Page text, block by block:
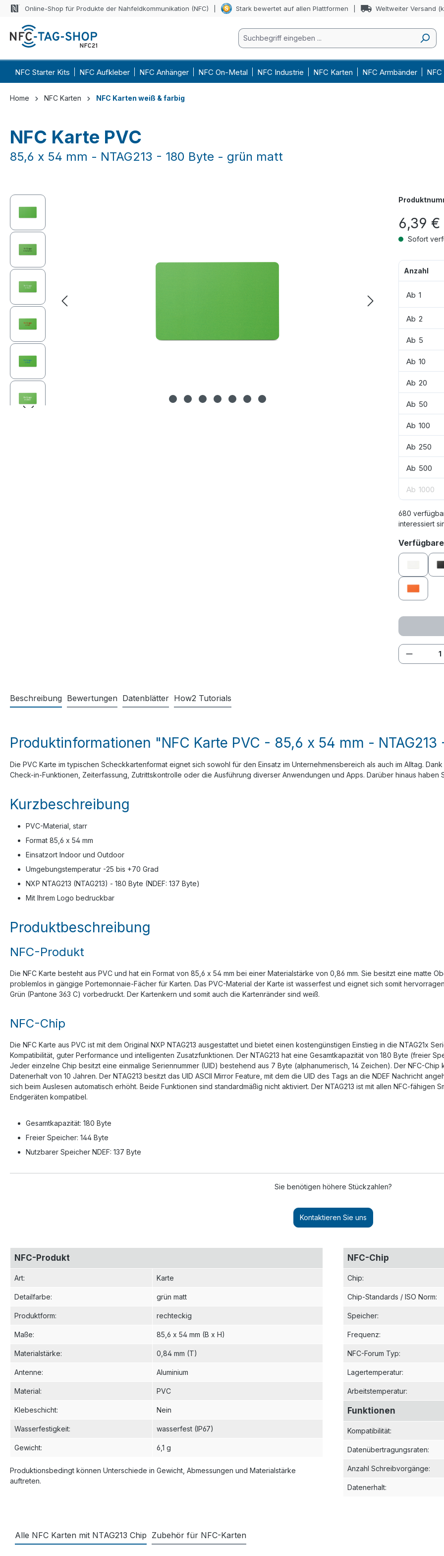
Hauptinhalt springen
Zur Suche springen
Zur Hauptnavigation springen
Online-Shop für Produkte der Nahfeldkommunikation (NFC) Stark bewertet auf allen Plattformen Weltweiter Versand
NFC Starter Kits NFC Aufkleber NFC Anhänger NFC On-Metal NFC Industrie NFC Karten NFC Armbänder
Home NFC Karten NFC Karten weiß & farbig
NFC Karte PVC
85,6 x 54 mm - NTAG213 - 180 Byte - grün matt
Bildergalerie überspringen
6,39 €
Sofort
Anzahl
Ab 1
Ab 2
Ab 5
Ab 10
Ab 20
Ab 50
Ab 100
Ab 250
Ab 500
Ab 1000
680
interessiert
orange
Beschreibung Bewertungen Datenblätter How2 Tutorials
Produktinformationen "NFC Karte PVC - 85,6 x 54 mm -
Die PVC Karte im typischen Scheckkartenformat eignet sich sowohl für den Einsatz im Unternehmensbereich als auch im Alltag.
Check-in-Funktionen, Zeiterfassung, Zutrittskontrolle oder die Ausführung diverser Anwendungen und Apps. Darüber hinaus
Kurzbeschreibung
PVC-Material, starr
Format 85,6 x 54 mm
Einsatzort Indoor und Outdoor
Umgebungstemperatur -25 bis +70 Grad
NXP NTAG213 (NTAG213) - 180 Byte (NDEF: 137 Byte)
Mit Ihrem Logo bedruckbar
Produktbeschreibung
NFC-Produkt
Die NFC Karte besteht aus PVC und hat ein Format von 85,6 x 54 mm bei einer Materialstärke von 0,86 mm. Sie besitzt eine matte
problemlos in gängige Portemonnaie-Fächer für Karten. Das PVC-Material der Karte ist wasserfest und eignet sich somit
Grün (Pantone 363 C) vorbedruckt. Der Kartenkern und somit auch die Kartenränder sind weiß.
NFC-Chip
Die NFC Karte aus PVC ist mit dem Original NXP NTAG213 ausgestattet und bietet einen kostengünstigen Einstieg in die NTAG21x
Kompatibilität, guter Performance und intelligenten Zusatzfunktionen. Der NTAG213 hat eine Gesamtkapazität von 180 Byte (freier
Jeder einzelne Chip besitzt eine einmalige Seriennummer (UID) bestehend aus 7 Byte (alphanumerisch, 14 Zeichen). Der NFC-
Datenerhalt von 10 Jahren. Der NTAG213 besitzt das UID ASCII Mirror Feature, mit dem die UID des Tags an die NDEF Nachricht
sich beim Auslesen automatisch erhöht. Beide Funktionen sind standardmäßig nicht aktiviert. Der NTAG213 ist mit allen NFC-fähigen
Endgeräten kompatibel.
Gesamtkapazität: 180 Byte
Freier Speicher: 144 Byte
Nutzbarer Speicher NDEF: 137 Byte
Sie benötigen höhere Stückzahlen?
Kontaktieren Sie uns
NFC-Produkt
Art: Karte
Detailfarbe: grün matt
Produktform: rechteckig
Maße: 85,6 x 54 mm (B x H)
Materialstärke: 0,84 mm (T)
Antenne: Aluminium
Material: PVC
Klebeschicht: Nein
Wasserfestigkeit: wasserfest (IP67)
Gewicht: 6,1 g
Produktionsbedingt können Unterschiede in Gewicht, Abmessungen und Materialstärke
auftreten.
NFC-Chip
Chip:
Chip-Standards / ISO Norm:
Speicher:
Frequenz:
NFC-Forum Typ:
Lagertemperatur:
Arbeitstemperatur:
Funktionen
Kompatibilität:
Datenübertragungsraten:
Anzahl Schreibvorgänge:
Datenerhalt:
Alle NFC Karten mit NTAG213 Chip Zubehör für NFC-Karten